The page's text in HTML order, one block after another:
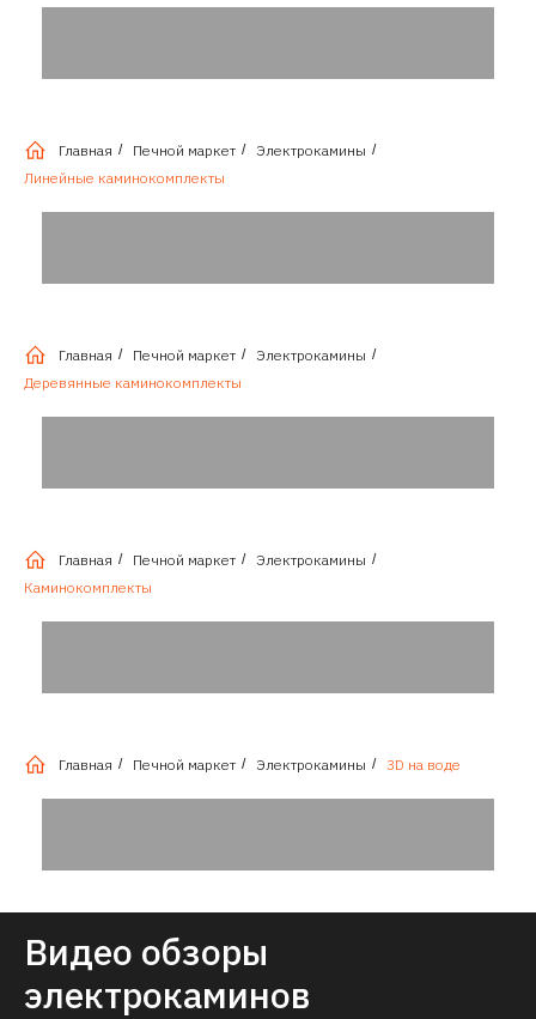
Главная / Печной маркет / Электрокамины /
Линейные каминокомплекты
Главная / Печной маркет / Электрокамины /
Деревянные каминокомплекты
Главная / Печной маркет / Электрокамины /
Каминокомплекты
Главная / Печной маркет / Электрокамины / 3D на воде
Видео обзоры
электрокаминов